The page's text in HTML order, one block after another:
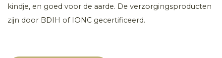
kindje, en goed voor de aarde. De verzorgingsproducten
zijn door BDIH of IONC gecertificeerd.